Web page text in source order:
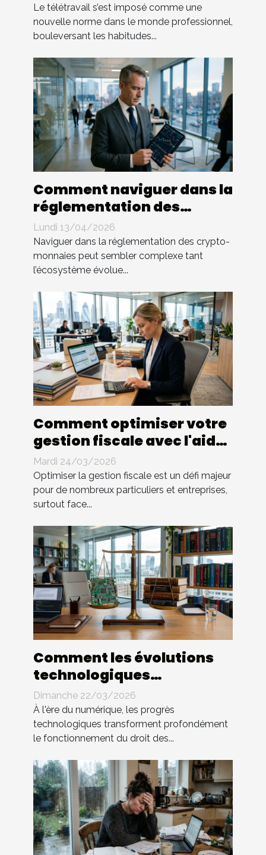
Le télétravail s’est imposé comme une
nouvelle norme dans le monde professionnel,
bouleversant les habitudes...
Comment naviguer dans la
réglementation des
crypto-monnaies ?
Lundi 13/04/2026
Naviguer dans la réglementation des crypto-
monnaies peut sembler complexe tant
l’écosystème évolue...
Comment optimiser votre
gestion fiscale avec l'aide
d'un expert ?
Mardi 24/03/2026
Optimiser la gestion fiscale est un défi majeur
pour de nombreux particuliers et entreprises,
surtout face...
Comment les évolutions
technologiques
impactent-elles le droit
des contrats ?
Dimanche 22/03/2026
À l'ère du numérique, les progrès
technologiques transforment profondément
le fonctionnement du droit des...